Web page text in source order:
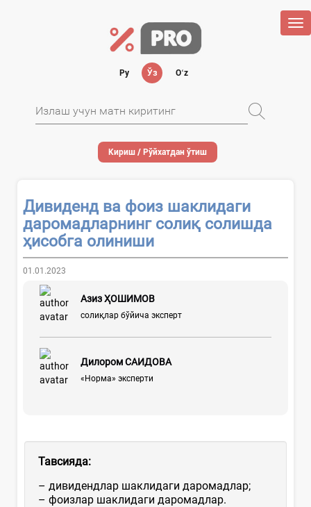
Ру Ўз Oʻz
Кириш / Рўйхатдан ўтиш
Дивиденд ва фоиз шаклидаги
даромадларнинг солиқ солишда
ҳисобга олиниши
01.01.2023
Азиз ҲОШИМОВ
солиқлар бўйича эксперт
Дилором САИДОВА
«Норма» эксперти
Тавсияда:
– дивидендлар шаклидаги даромадлар;
– фоизлар шаклидаги даромадлар.